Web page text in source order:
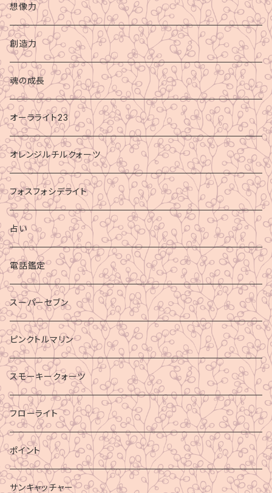
想像力
創造力
魂の成長
オーラライト23
オレンジルチルクォーツ
フォスフォシデライト
占い
電話鑑定
スーパーセブン
ピンクトルマリン
スモーキークォーツ
フローライト
ポイント
サンキャッチャー